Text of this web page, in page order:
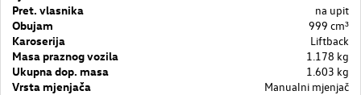
Pret. vlasnika
na upit
Obujam
999 cm³
Karoserija
Liftback
Masa praznog vozila
1.178 kg
Ukupna dop. masa
1.603 kg
Vrsta mjenjača
Manualni mjenjač